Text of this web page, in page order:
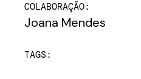
COLABORAÇÃO:
Joana Mendes
TAGS: